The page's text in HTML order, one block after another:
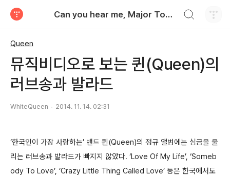
Can you hear me, Major Tom?
Queen
뮤직비디오로 보는 퀸(Queen)의
러브송과 발라드
WhiteQueen 2014. 11. 14. 02:31
‘한국인이 가장 사랑하는’ 밴드 퀸(Queen)의 정규 앨범에는 심금을 울
리는 러브송과 발라드가 빠지지 않았다. ‘Love Of My Life’, ‘Someb
ody To Love’, ‘Crazy Little Thing Called Love’ 등은 한국에서도